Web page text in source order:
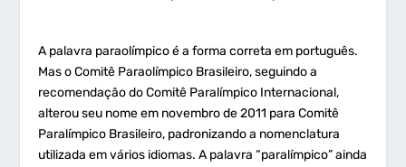
A palavra paraolímpico é a forma correta em português.
Mas o Comitê Paraolímpico Brasileiro, seguindo a
recomendação do Comitê Paralímpico Internacional,
alterou seu nome em novembro de 2011 para Comitê
Paralímpico Brasileiro, padronizando a nomenclatura
utilizada em vários idiomas. A palavra “paralímpico” ainda